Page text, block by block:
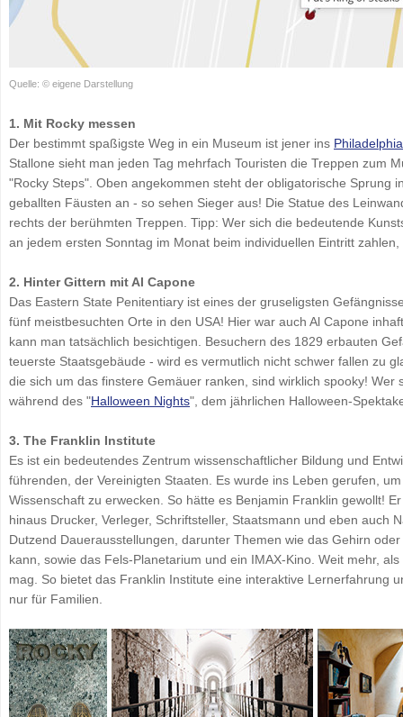
Quelle: © eigene Darstellung
1. Mit Rocky messen
Der bestimmt spaßigste Weg in ein Museum ist jener ins
Stallone sieht man jeden Tag mehrfach Touristen die Treppen zum
"Rocky Steps". Oben angekommen steht der obligatorische Sprung
geballten Fäusten an - so sehen Sieger aus! Die Statue des
rechts der berühmten Treppen. Tipp: Wer sich die bedeutende
an jedem ersten Sonntag im Monat beim individuellen Eintritt
2. Hinter Gittern mit Al Capone
Das Eastern State Penitentiary ist eines der gruseligsten
fünf meistbesuchten Orte in den USA! Hier war auch Al Capone
kann man tatsächlich besichtigen. Besuchern des 1829 erbauten
teuerste Staatsgebäude - wird es vermutlich nicht schwer fallen zu
die sich um das finstere Gemäuer ranken, sind wirklich spooky! Wer
während des "Halloween Nights", dem jährlichen Halloween-
3. The Franklin Institute
Es ist ein bedeutendes Zentrum wissenschaftlicher Bildung und
führenden, der Vereinigten Staaten. Es wurde ins Leben gerufen,
Wissenschaft zu erwecken. So hätte es Benjamin Franklin gewollt!
hinaus Drucker, Verleger, Schriftsteller, Staatsmann und eben auch
Dutzend Dauerausstellungen, darunter Themen wie das Gehirn
kann, sowie das Fels-Planetarium und ein IMAX-Kino. Weit mehr,
mag. So bietet das Franklin Institute eine interaktive Lernerfahrung
nur für Familien.